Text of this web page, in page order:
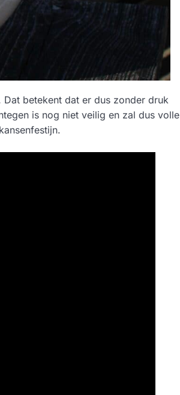
betekent dat er dus zonder druk
is nog niet veilig en zal dus volle